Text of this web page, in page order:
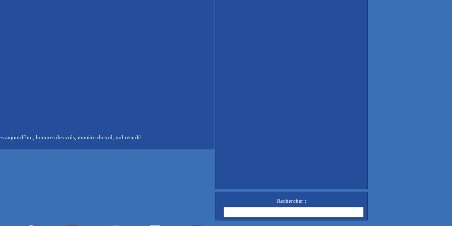
aujourd’hui, horaires des vols, numéro du vol, vol retardé.
Rechercher :